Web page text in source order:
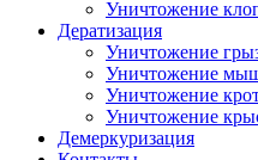
Уничтожение
Дератизация
Уничтожение
Уничтожение
Уничтожение
Уничтожение
Демеркуризация